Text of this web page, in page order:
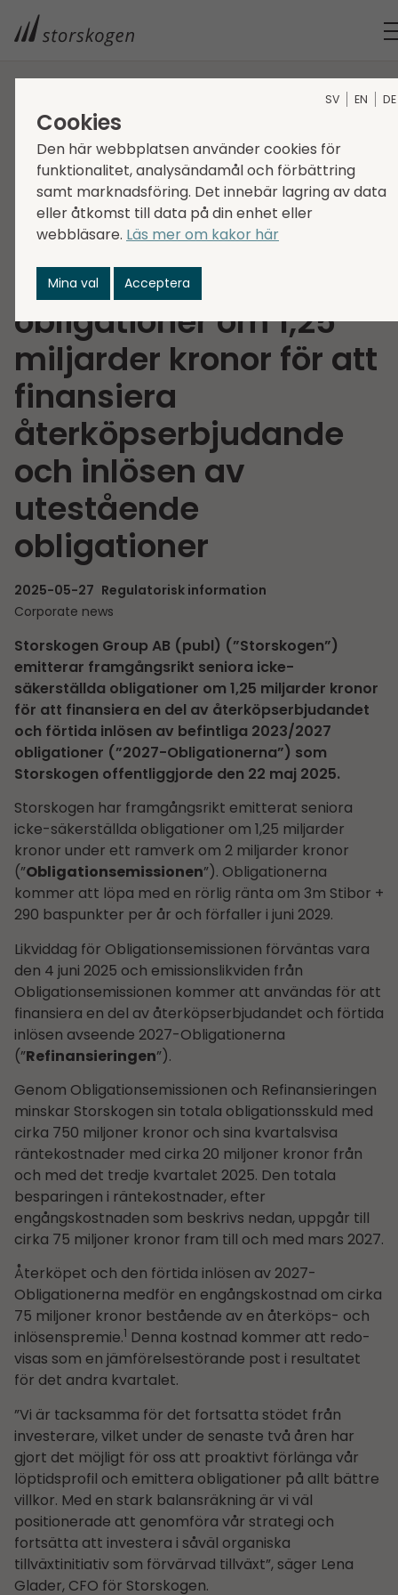
STORSKOGEN
1,25 MILJARDER KRONOR FÖR ATT FINANSIERA
ÅTERKÖPSERBJUDANDE OCH INLÖSEN AV UTESTÅENDE
OBLIGATIONER
Storskogen emitterar
framgångsrikt
obligationer om 1,25
miljarder kronor för att
finansiera
återköpserbjudande
och inlösen av
utestående
obligationer
2025-05-27 Regulatorisk information
Corporate news
Storskogen Group AB (publ) (”Storskogen”)
emitterar framgångsrikt seniora icke-
säkerställda obligationer om 1,25 miljarder kronor
för att finansiera en del av återköpserbjudandet
och förtida inlösen av befintliga 2023/2027
obligationer (”2027-Obligationerna”) som
Storskogen offentliggjorde den 22 maj 2025.
Storskogen har framgångsrikt emitterat seniora
icke-säkerställda obligationer om 1,25 miljarder
kronor under ett ramverk om 2 miljarder kronor
(”Obligationsemissionen”). Obligationerna
kommer att löpa med en rörlig ränta om 3m Stibor +
290 baspunkter per år och förfaller i juni 2029.
Likviddag för Obligationsemissionen förväntas vara
den 4 juni 2025 och emissionslikviden från
Obligationsemissionen kommer att användas för att
finansiera en del av återköpserbjudandet och förtida
inlösen avseende 2027-Obligationerna
(”Refinansieringen”).
Genom Obligationsemissionen och Refinansieringen
minskar Storskogen sin totala obligationsskuld med
cirka 750 miljoner kronor och sina kvartalsvisa
räntekostnader med cirka 20 miljoner kronor från
och med det tredje kvartalet 2025. Den totala
besparingen i räntekostnader, efter
engångskostnaden som beskrivs nedan, uppgår till
cirka 75 miljoner kronor fram till och med mars 2027.
Återköpet och den förtida inlösen av 2027-
Obligationerna medför en engångskostnad om cirka
75 miljoner kronor bestående av en återköps- och
inlösenspremie.1 Denna kostnad kommer att redo­
visas som en jämförelsestörande post i resultatet
för det andra kvartalet.
”Vi är tacksamma för det fortsatta stödet från
investerare, vilket under de senaste två åren har
gjort det möjligt för oss att proaktivt förlänga vår
löptidsprofil och emittera obligationer på allt bättre
villkor. Med en stark balansräkning är vi väl
positionerade att genomföra vår strategi och
fortsätta att investera i såväl organiska
tillväxtinitiativ som förvärvad tillväxt”, säger Lena
Glader, CFO för Storskogen.
SV EN DE
Cookies
Den här webbplatsen använder cookies för
funktionalitet, analysändamål och förbättring
samt marknadsföring. Det innebär lagring av data
eller åtkomst till data på din enhet eller
webbläsare. Läs mer om kakor här
Mina val Acceptera